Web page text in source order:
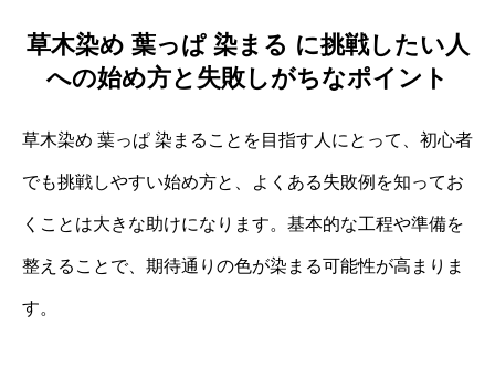
草木染め 葉っぱ 染まる に挑戦したい人
への始め方と失敗しがちなポイント
草木染め 葉っぱ 染まることを目指す人にとって、初心者
でも挑戦しやすい始め方と、よくある失敗例を知ってお
くことは大きな助けになります。基本的な工程や準備を
整えることで、期待通りの色が染まる可能性が高まりま
す。